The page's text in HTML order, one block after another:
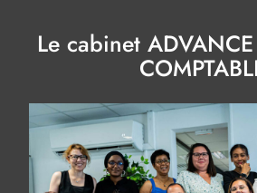
Le cabinet ADVANCE